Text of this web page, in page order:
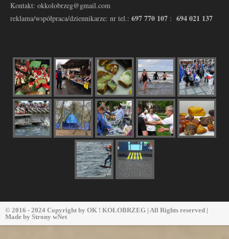
Kontakt: okkolobrzeg@gmail.com
reklama/współpraca/dziennikarze: nr tel.: 697 770 107 : 694 021 137
© 2016 - 2024 Copyright by OK ! KOŁOBRZEG | All Rights reserved |
Made by Strony wNet